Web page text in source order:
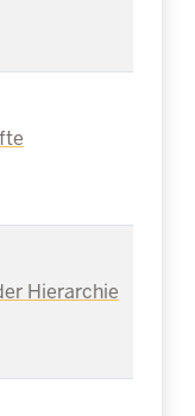
Hierarchie